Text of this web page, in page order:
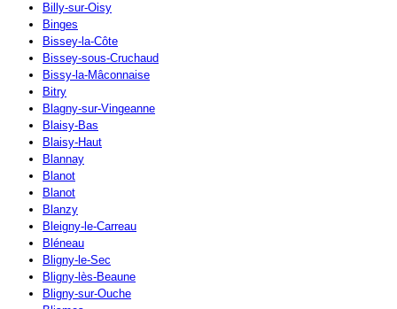
Billy-sur-Oisy
Binges
Bissey-la-Côte
Bissey-sous-Cruchaud
Bissy-la-Mâconnaise
Bitry
Blagny-sur-Vingeanne
Blaisy-Bas
Blaisy-Haut
Blannay
Blanot
Blanot
Blanzy
Bleigny-le-Carreau
Bléneau
Bligny-le-Sec
Bligny-lès-Beaune
Bligny-sur-Ouche